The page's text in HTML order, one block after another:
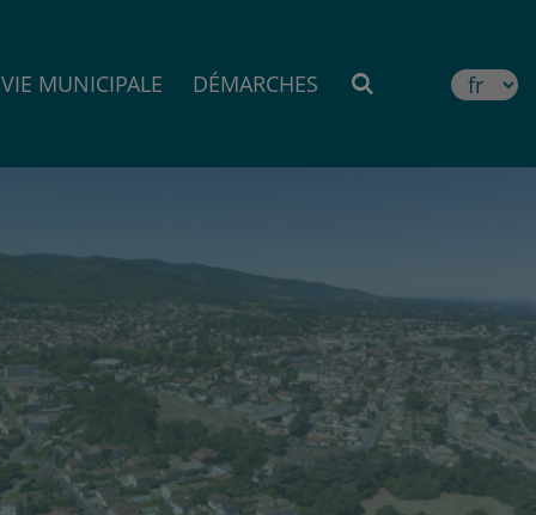
VIE MUNICIPALE DÉMARCHES MOTEUR DE